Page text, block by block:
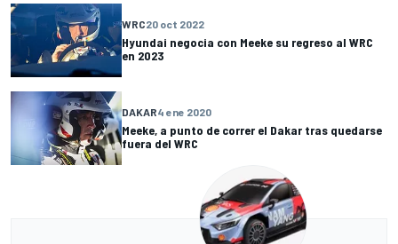
WRC20 oct 2022
Hyundai negocia con Meeke su regreso al WRC
en 2023
DAKAR4 ene 2020
Meeke, a punto de correr el Dakar tras quedarse
fuera del WRC